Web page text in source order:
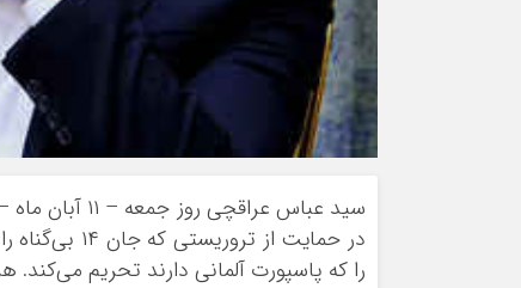
دفاع مقدس
آمریکا و اروپا
سید عباس
را که پاسپورت آلمانی دارند تحریم